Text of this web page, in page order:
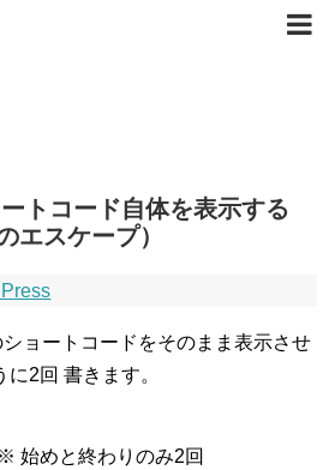
トコード自体を表示する
エスケープ）
ョートコードをそのまま表示させ
2回 書きます。
始めと終わりのみ2回